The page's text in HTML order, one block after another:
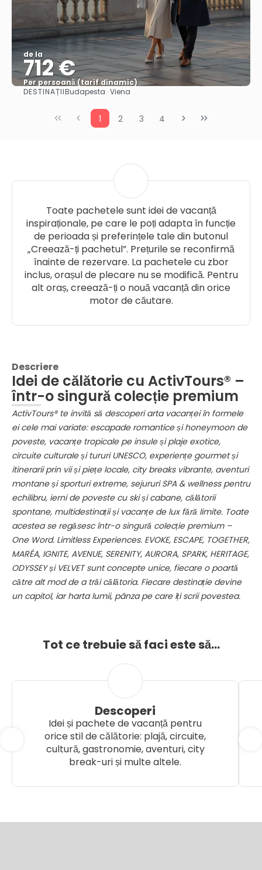
de la
712 €
Per persoană (tarif dinamic)
Vezi mai multe
DESTINAȚIIBudapesta · Viena
1 2 3 4
Toate pachetele sunt idei de vacanță
inspiraționale, pe care le poți adapta în funcție
de perioada și preferințele tale din butonul
„Creează-ți pachetul”. Prețurile se reconfirmă
înainte de rezervare. La pachetele cu zbor
inclus, orașul de plecare nu se modifică. Pentru
alt oraș, creează-ți o nouă vacanță din orice
motor de căutare.
Descriere
Idei de călătorie cu ActivTours® –
într-o singură colecție premium
ActivTours® te invită să descoperi arta vacanței în formele
ei cele mai variate: escapade romantice și honeymoon de
poveste, vacanțe tropicale pe insule și plaje exotice,
circuite culturale și tururi UNESCO, experiențe gourmet și
itinerarii prin vii și piețe locale, city breaks vibrante, aventuri
montane și sporturi extreme, sejururi SPA & wellness pentru
echilibru, ierni de poveste cu ski și cabane, călătorii
spontane, multidestinații și vacanțe de lux fără limite. Toate
acestea se regăsesc într-o singură colecție premium –
One Word. Limitless Experiences. EVOKE, ESCAPE, TOGETHER,
MARÉA, IGNITE, AVENUE, SERENITY, AURORA, SPARK, HERITAGE,
ODYSSEY și VELVET sunt concepte unice, fiecare o poartă
către alt mod de a trăi călătoria. Fiecare destinație devine
un capitol, iar harta lumii, pânza pe care îți scrii povestea.
Tot ce trebuie să faci este să...
Descoperi
Idei și pachete de vacanță pentru
orice stil de călătorie: plajă, circuite,
cultură, gastronomie, aventuri, city
break-uri și multe altele.